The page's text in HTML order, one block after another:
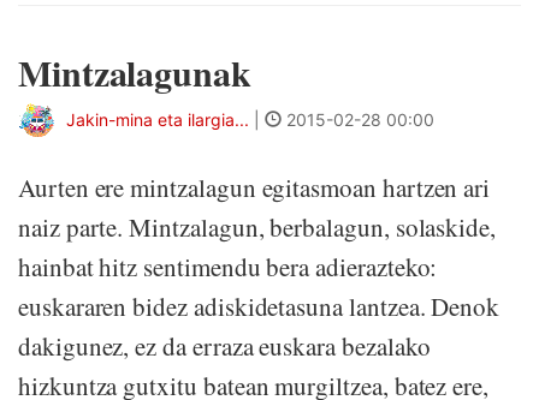
Mintzalagunak
Jakin-mina eta ilargia... 2015-02-28 00:00
Aurten ere mintzalagun egitasmoan hartzen ari
naiz parte. Mintzalagun, berbalagun, solaskide,
hainbat hitz sentimendu bera adierazteko:
euskararen bidez adiskidetasuna lantzea. Denok
dakigunez, ez da erraza euskara bezalako
hizkuntza gutxitu batean murgiltzea, batez ere,